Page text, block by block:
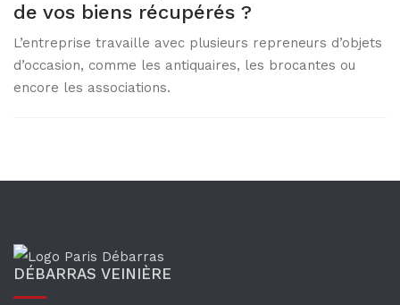
de vos biens récupérés ?
L’entreprise travaille avec plusieurs repreneurs d’objets
d’occasion, comme les antiquaires, les brocantes ou
encore les associations.
DÉBARRAS VEINIÈRE